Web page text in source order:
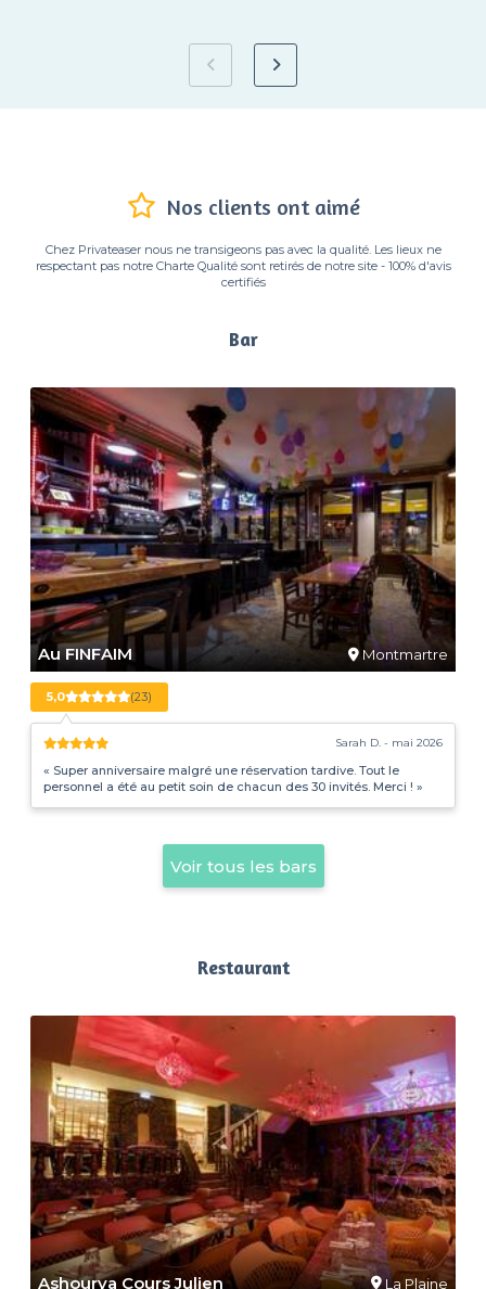
Nos clients ont aimé
Chez Privateaser nous ne transigeons pas avec la qualité. Les lieux ne
respectant pas notre Charte Qualité sont retirés de notre site - 100% d'avis
certifiés
Bar
Au FINFAIM Montmartre
5,0 (23)
Sarah D. - mai 2026
« Super anniversaire malgré une réservation tardive. Tout le
personnel a été au petit soin de chacun des 30 invités. Merci ! »
Voir tous les bars
Restaurant
Ashourya Cours Julien La Plaine